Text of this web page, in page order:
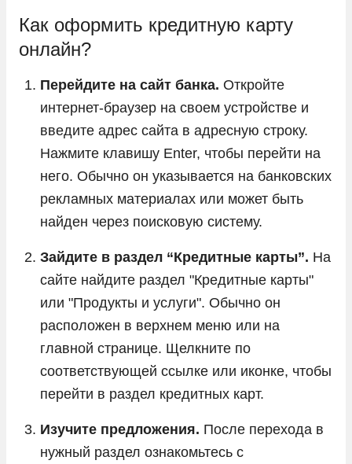
Как оформить кредитную карту
онлайн?
Перейдите на сайт банка. Откройте
интернет-браузер на своем устройстве и
введите адрес сайта в адресную строку.
Нажмите клавишу Enter, чтобы перейти на
него. Обычно он указывается на банковских
рекламных материалах или может быть
найден через поисковую систему.
Зайдите в раздел “Кредитные карты”. На
сайте найдите раздел "Кредитные карты"
или "Продукты и услуги". Обычно он
расположен в верхнем меню или на
главной странице. Щелкните по
соответствующей ссылке или иконке, чтобы
перейти в раздел кредитных карт.
Изучите предложения. После перехода в
нужный раздел ознакомьтесь с